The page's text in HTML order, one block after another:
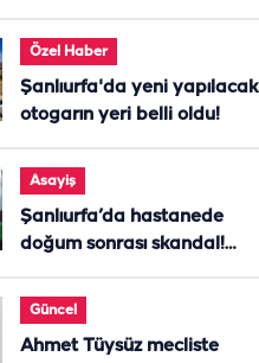
Özel Haber
Şanlıurfa'da yeni yapılacak
otogarın yeri belli oldu!
Asayiş
Şanlıurfa’da hastanede
doğum sonrası skandal!
Güncel
Ahmet Tüysüz mecliste